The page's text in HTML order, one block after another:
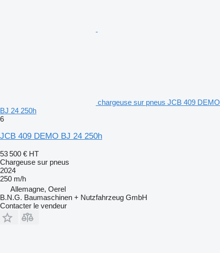
chargeuse sur pneus JCB 409 DEMO
BJ 24 250h
6
JCB 409 DEMO BJ 24 250h
53 500 € HT
Chargeuse sur pneus
2024
250 m/h
Allemagne, Oerel
B.N.G. Baumaschinen + Nutzfahrzeug GmbH
Contacter le vendeur